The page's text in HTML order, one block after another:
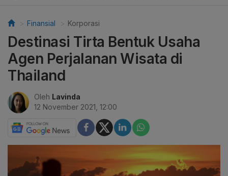
Finansial Korporasi
Destinasi Tirta Bentuk Usaha
Agen Perjalanan Wisata di
Thailand
Oleh Lavinda
12 November 2021, 12:00